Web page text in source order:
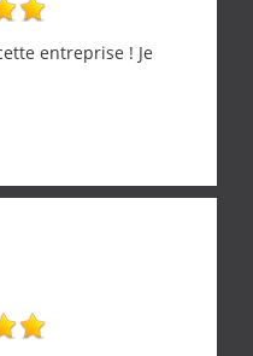
entreprise ! Je